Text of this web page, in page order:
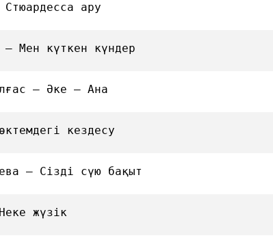
ару
– Мен күткен күндер
— Әке — Ана
кездесу
— Сізді сүю бақыт
жүзік